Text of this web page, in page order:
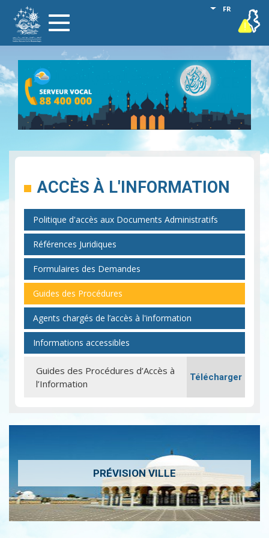
contenu
Toggle
navigation
FR
Lister les
vigilance
ACCÈS À L'INFORMATION
Politique d'accès aux Documents Administratifs
Références Juridiques
Formulaires des Demandes
Guides des Procédures
Agents chargés de l’accès à l'information
Informations accessibles
Guides des Procédures d’Accès à
l’Information
Télécharger
PRÉVISION VILLE